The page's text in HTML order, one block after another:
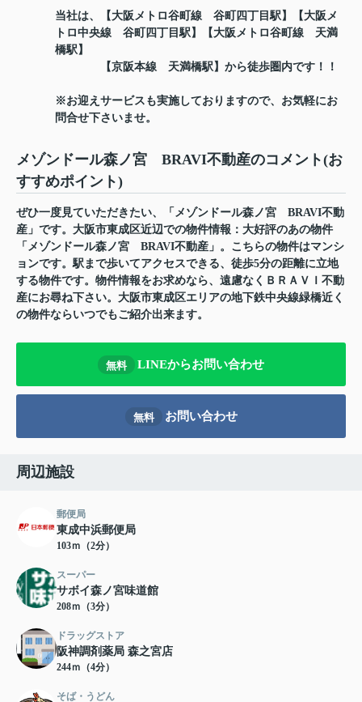
当社は、【大阪メトロ谷町線 谷町四丁目駅】【大阪メ
トロ中央線 谷町四丁目駅】【大阪メトロ谷町線 天満
橋駅】
【京阪本線 天満橋駅】から徒歩圏内です！！
※お迎えサービスも実施しておりますので、お気軽にお
問合せ下さいませ。
メゾンドール森ノ宮 BRAVI不動産のコメント(お
すすめポイント)
ぜひ一度見ていただきたい、「メゾンドール森ノ宮 BRAVI不動
産」です。大阪市東成区近辺での物件情報：大好評のあの物件
「メゾンドール森ノ宮 BRAVI不動産」。こちらの物件はマンシ
ョンです。駅まで歩いてアクセスできる、徒歩5分の距離に立地
する物件です。物件情報をお求めなら、遠慮なくＢＲＡＶＩ不動
産にお尋ね下さい。大阪市東成区エリアの地下鉄中央線緑橋近く
の物件ならいつでもご紹介出来ます。
無料 LINEからお問い合わせ
無料 お問い合わせ
周辺施設
郵便局
東成中浜郵便局
103ｍ（2分）
スーパー
サボイ森ノ宮味道館
208ｍ（3分）
ドラッグストア
阪神調剤薬局 森之宮店
244ｍ（4分）
そば・うどん